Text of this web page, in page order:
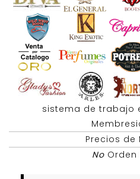
sistema de trabajo
Precios de
NoOrden